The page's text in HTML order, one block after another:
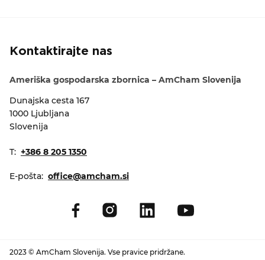
Kontaktirajte nas
Ameriška gospodarska zbornica – AmCham Slovenija
Dunajska cesta 167
1000 Ljubljana
Slovenija
T: +386 8 205 1350
E-pošta: office@amcham.si
2023 © AmCham Slovenija. Vse pravice pridržane.